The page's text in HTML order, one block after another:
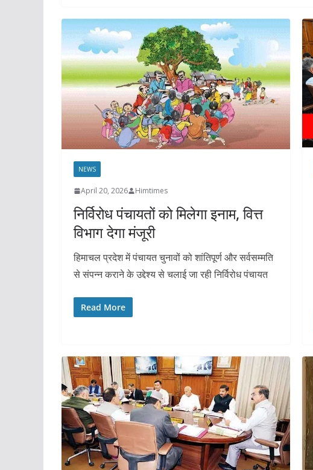
NEWS
April 20, 2026 Himtimes
निर्विरोध पंचायतों को मिलेगा इनाम, वित्त
विभाग देगा मंजूरी
हिमाचल प्रदेश में पंचायत चुनावों को शांतिपूर्ण और सर्वसम्मति
से संपन्न कराने के उद्देश्य से चलाई जा रही निर्विरोध पंचायत
Read More